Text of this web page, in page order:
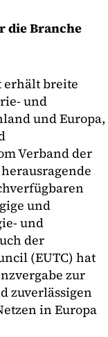
die Branche
erhält breite
und
und Europa,
Verband der
und
und
der
(EUTC) hat
zur
zuverlässigen
in Europa